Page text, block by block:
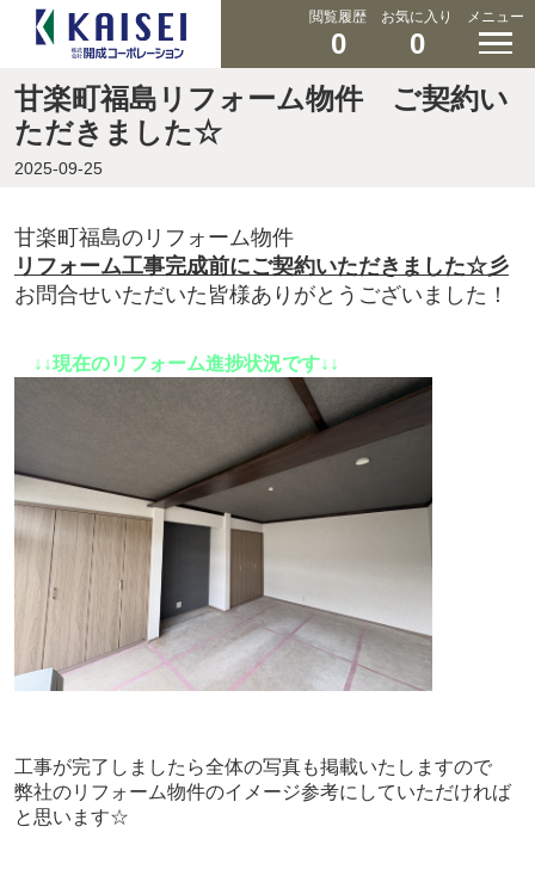
閲覧履歴
0
お気に入り
0
メニュー
甘楽町福島リフォーム物件 ご契約い
ただきました☆
2025-09-25
甘楽町福島のリフォーム物件
リフォーム工事完成前にご契約いただきました☆彡
お問合せいただいた皆様ありがとうございました！
↓↓現在のリフォーム進捗状況です↓↓
工事が完了しましたら全体の写真も掲載いたしますので
弊社のリフォーム物件のイメージ参考にしていただければ
と思います☆